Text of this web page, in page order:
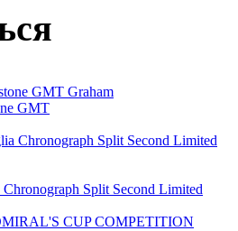
Graham
GMT
Split Second Limited